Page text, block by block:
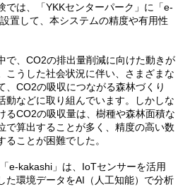
では、「YKKセンターパーク」に「e-
設置して、本システムの精度や有用性
で、CO2の排出量削減に向けた動きが
こうした社会状況に伴い、さまざまな
、CO2の吸収につながる森林づくり
動などに取り組んでいます。しかしな
るCO2の吸収量は、樹種や森林面積な
で算出することが多く、精度の高い数
ことが困難でした。
e-kakashi」は、IoTセンサーを活用
た環境データをAI（人工知能）で分析